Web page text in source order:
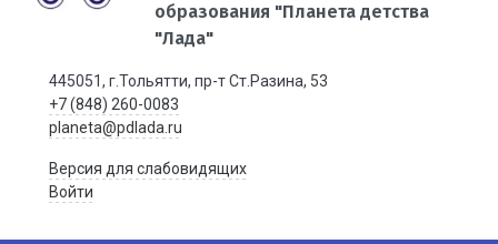
образования "Планета детства
"Лада"
445051, г.Тольятти, пр-т Ст.Разина, 53
+7 (848) 260-0083
planeta@pdlada.ru
Версия для слабовидящих
Войти